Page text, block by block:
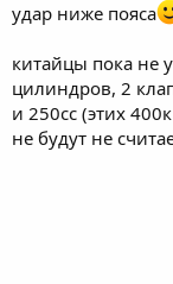
удар ниже пояса
китайцы пока не
цилиндров, 2
и 250сс (этих
не будут не